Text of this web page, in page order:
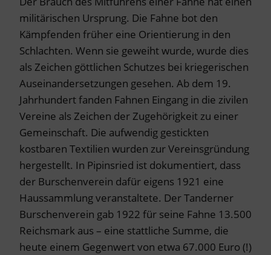
militärischen Ursprung. Die Fahne bot den
Kämpfenden früher eine Orientierung in den
Schlachten. Wenn sie geweiht wurde, wurde dies
als Zeichen göttlichen Schutzes bei kriegerischen
Auseinandersetzungen gesehen. Ab dem 19.
Jahrhundert fanden Fahnen Eingang in die zivilen
Vereine als Zeichen der Zugehörigkeit zu einer
Gemeinschaft. Die aufwendig gestickten
kostbaren Textilien wurden zur Vereinsgründung
hergestellt. In Pipinsried ist dokumentiert, dass
der Burschenverein dafür eigens 1921 eine
Haussammlung veranstaltete. Der Tanderner
Burschenverein gab 1922 für seine Fahne 13.500
Reichsmark aus – eine stattliche Summe, die
heute einem Gegenwert von etwa 67.000 Euro (!)